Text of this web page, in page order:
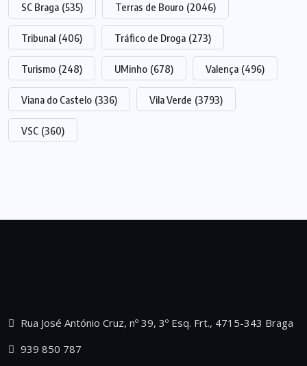
SC Braga (535) Terras de Bouro (2046)
Tribunal (406) Tráfico de Droga (273)
Turismo (248) UMinho (678) Valença (496)
Viana do Castelo (336) Vila Verde (3793)
VSC (360)
Rua José António Cruz, nº 39, 3º Esq. Frt., 4715-343 Braga
939 850 787